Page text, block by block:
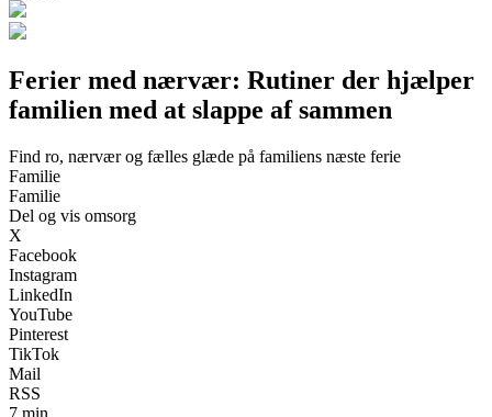
Ferier med nærvær: Rutiner der hjælper
familien med at slappe af sammen
Find ro, nærvær og fælles glæde på familiens næste ferie
Familie
Familie
Del og vis omsorg
X
Facebook
Instagram
LinkedIn
YouTube
Pinterest
TikTok
Mail
RSS
7 min